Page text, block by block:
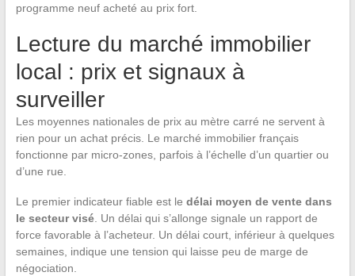
programme neuf acheté au prix fort.
Lecture du marché immobilier
local : prix et signaux à
surveiller
Les moyennes nationales de prix au mètre carré ne servent à
rien pour un achat précis. Le marché immobilier français
fonctionne par micro-zones, parfois à l’échelle d’un quartier ou
d’une rue.
Le premier indicateur fiable est le délai moyen de vente dans
le secteur visé. Un délai qui s’allonge signale un rapport de
force favorable à l’acheteur. Un délai court, inférieur à quelques
semaines, indique une tension qui laisse peu de marge de
négociation.